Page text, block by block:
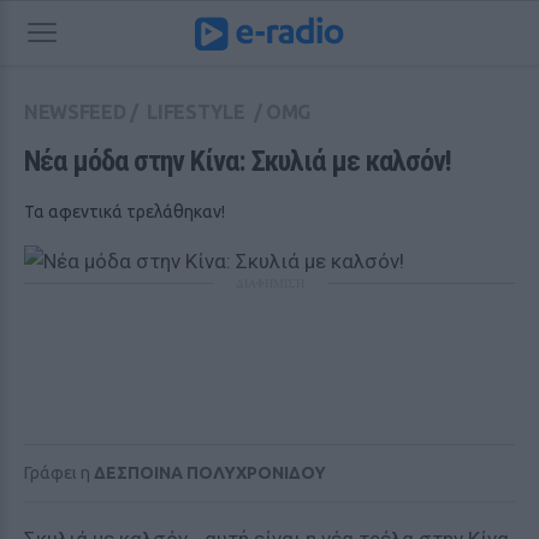
Νέα μόδα στην Κίνα: Σκυλιά με καλσόν!
Τα αφεντικά τρελάθηκαν!
Γράφει η ΔΕΣΠΟΙΝΑ ΠΟΛΥΧΡΟΝΙΔΟΥ